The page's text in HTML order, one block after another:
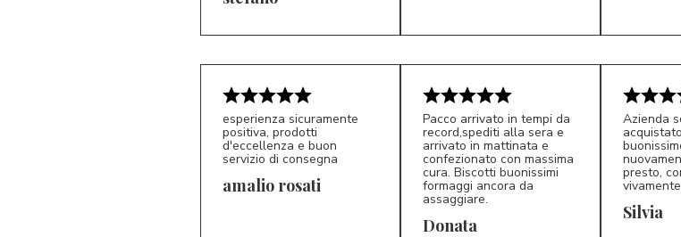
esperienza sicuramente
positiva, prodotti
d'eccellenza e buon
servizio di consegna
amalio rosati
D*
Pacco arrivato in tempi da
record,spediti alla sera e
arrivato in mattinata e
confezionato con massima
cura. Biscotti buonissimi
formaggi ancora da
assaggiare.
Donata S*
Azienda
presto,
Silvia